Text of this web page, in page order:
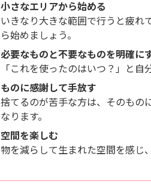
小さなエリアから始める
いきなり大きな範囲で行うと疲れ
ら始めましょう。
必要なものと不要なものを明確に
「これを使ったのはいつ？」と自
ものに感謝して手放す
捨てるのが苦手な方は、そのもの
なります。
空間を楽しむ
物を減らして生まれた空間を感じ